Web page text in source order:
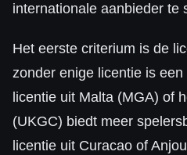
internationale aanbieder te
Het eerste criterium is de
zonder enige licentie is
licentie uit Malta (MGA) of
(UKGC) biedt meer
licentie uit Curacao of